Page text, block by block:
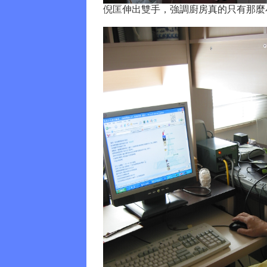
倪匡伸出雙手，強調廚房真的只有那